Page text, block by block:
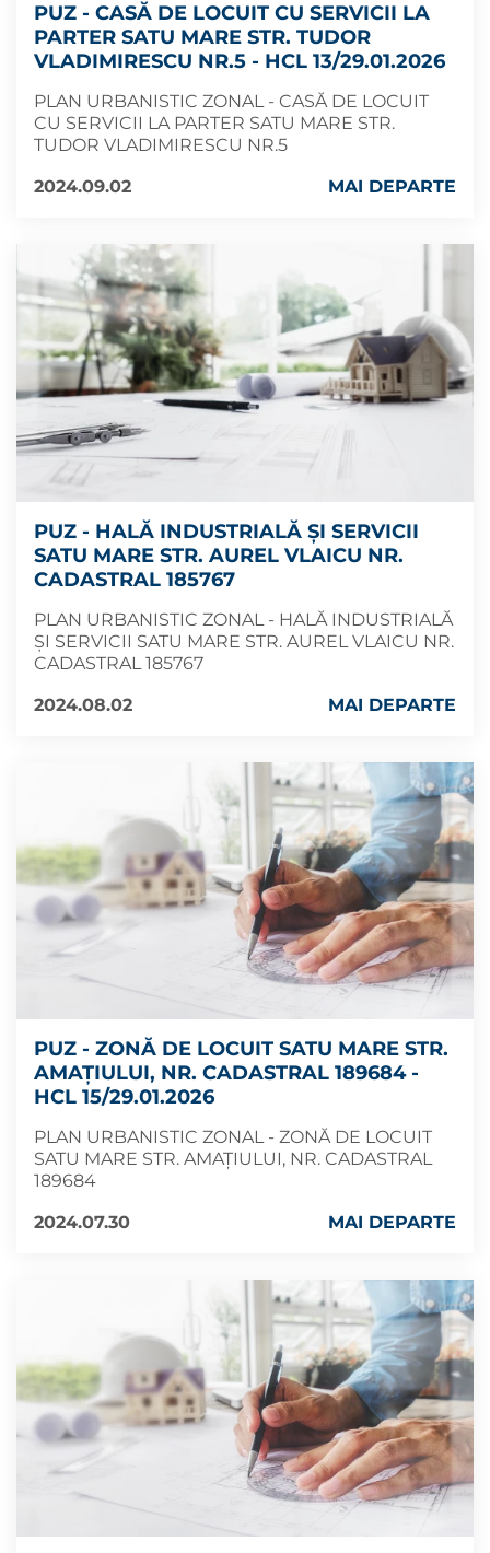
PUZ - CASĂ DE LOCUIT CU SERVICII LA
PARTER SATU MARE STR. TUDOR
VLADIMIRESCU NR.5 - HCL 13/29.01.2026
PLAN URBANISTIC ZONAL - CASĂ DE LOCUIT
CU SERVICII LA PARTER SATU MARE STR.
TUDOR VLADIMIRESCU NR.5
2024.09.02
MAI DEPARTE
PUZ - HALĂ INDUSTRIALĂ ȘI SERVICII
SATU MARE STR. AUREL VLAICU NR.
CADASTRAL 185767
PLAN URBANISTIC ZONAL - HALĂ INDUSTRIALĂ
ȘI SERVICII SATU MARE STR. AUREL VLAICU NR.
CADASTRAL 185767
2024.08.02
MAI DEPARTE
PUZ - ZONĂ DE LOCUIT SATU MARE STR.
AMAȚIULUI, NR. CADASTRAL 189684 -
HCL 15/29.01.2026
PLAN URBANISTIC ZONAL - ZONĂ DE LOCUIT
SATU MARE STR. AMAȚIULUI, NR. CADASTRAL
189684
2024.07.30
MAI DEPARTE